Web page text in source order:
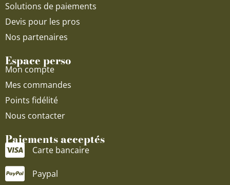
Solutions de paiements
Devis pour les pros
Nos partenaires
Espace perso
Mon compte
Mes commandes
Points fidélité
Nous contacter
Paiements acceptés
Carte bancaire
Paypal